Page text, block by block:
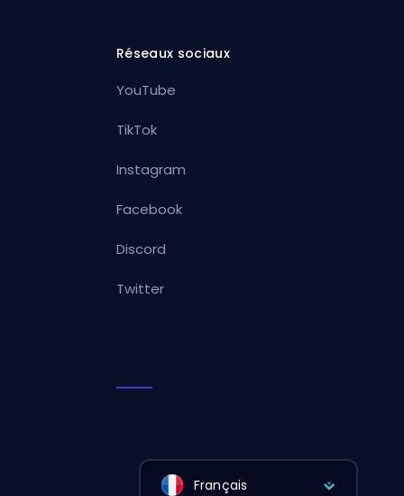
Réseaux sociaux
YouTube
TikTok
Instagram
Facebook
Discord
Twitter
Français